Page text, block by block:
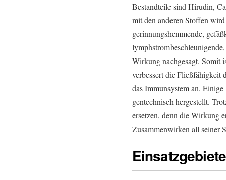
Bestandteile sind Hirudin,
mit den anderen Stoffen
gerinnungshemmende,
Wirkung nachgesagt. Somit
verbessert die Fließfähigkeit
das Immunsystem an.
gentechnisch hergestellt.
ersetzen, denn die Wirkung
Zusammenwirken all seiner
Einsatzgebiete